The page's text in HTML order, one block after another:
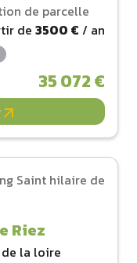
de parcelle
de 3500 € / an
35 072 €
Riez
de la loire